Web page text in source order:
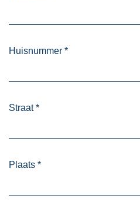
Huisnummer *
Straat*
Plaats *